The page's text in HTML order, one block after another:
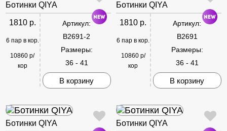
Ботинки QIYA
1810 р.
6 пар в кор.
10860 р/
кор
Артикул:
B2691-2
Размеры:
36 - 41
В корзину
Ботинки QIYA
1810 р.
6 пар в кор.
10860 р/
кор
Артикул:
B2691
Размеры:
36 - 41
В корзину
Ботинки QIYA Ботинки QIYA